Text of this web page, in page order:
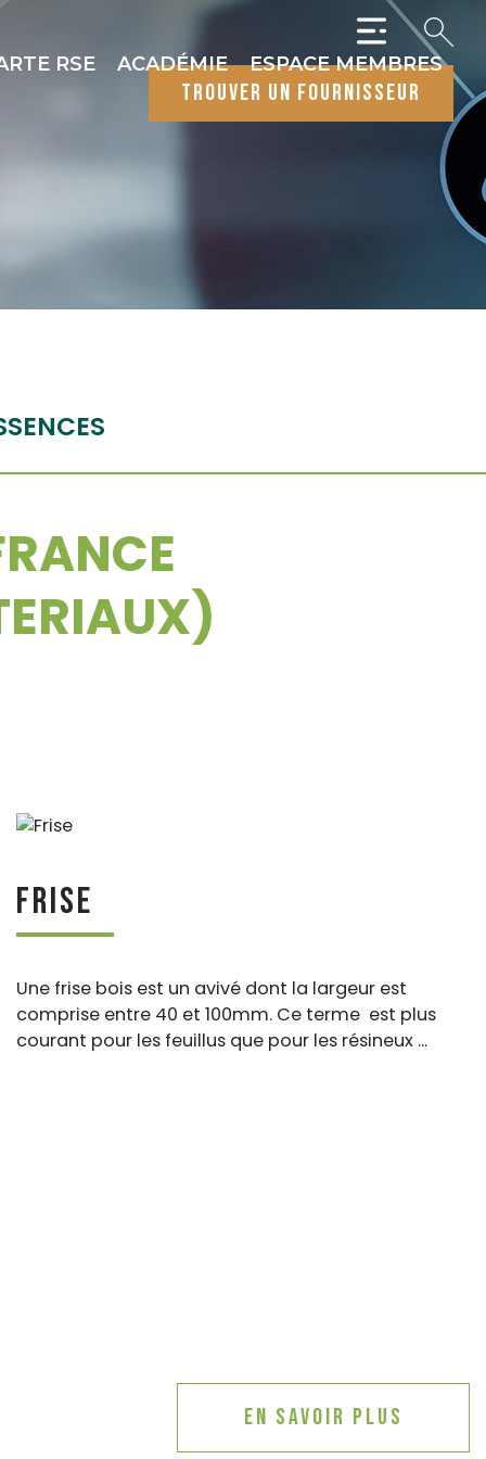
RSE ACADÉMIE ESPACE MEMBRES
trouver un fournisseur
Frise
Une frise bois est un avivé dont la largeur est
comprise entre 40 et 100mm. Ce terme est plus
courant pour les feuillus que pour les résineux ...
En savoir plus